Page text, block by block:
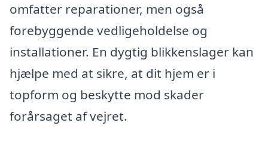
omfatter reparationer, men også
forebyggende vedligeholdelse og
installationer. En dygtig blikkenslager kan
hjælpe med at sikre, at dit hjem er i
topform og beskytte mod skader
forårsaget af vejret.